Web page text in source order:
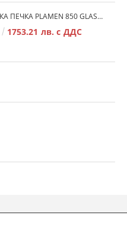
ГОТВАРСКА ПЕЧКА PLAMEN 850 GLAS 11KW
1753.21 лв. с ДДС